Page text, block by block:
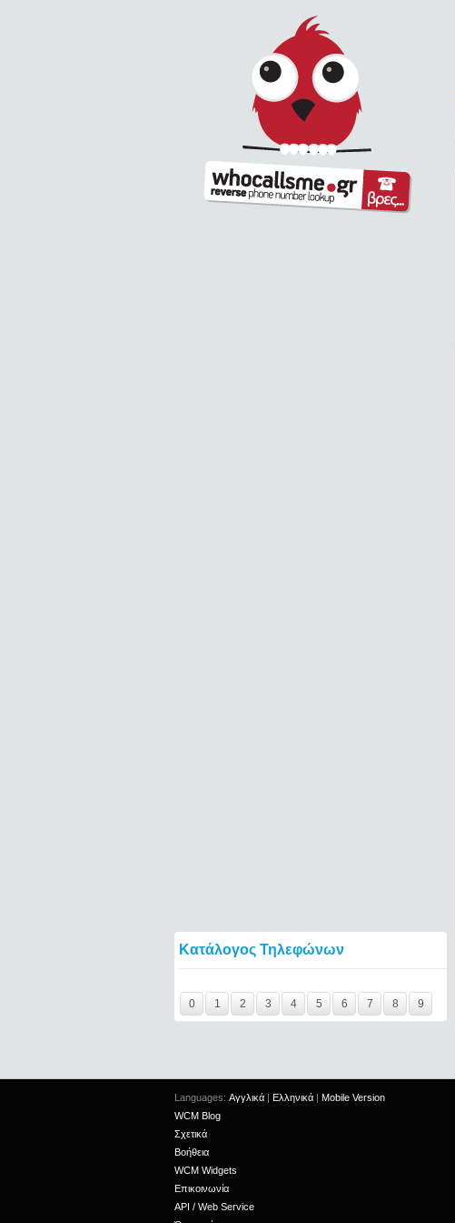
Κατάλογος Τηλεφώνων
0
1 2 3 4 5 6 7 8 9
Languages: Αγγλικά | Ελληνικά | Mobile Version
WCM Blog
Σχετικά
Βοήθεια
WCM Widgets
Επικοινωνία
API / Web Service